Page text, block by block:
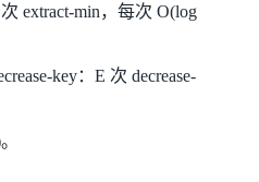
extract-min，每次 O(log
key：E 次 decrease-
。